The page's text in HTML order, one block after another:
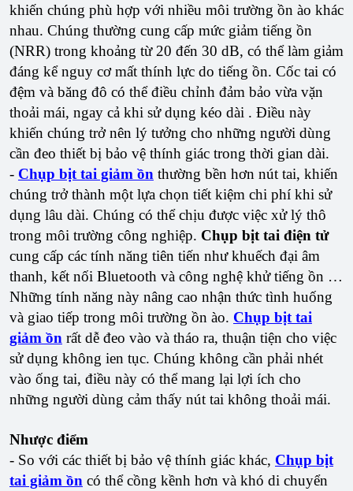
khiến chúng phù hợp với nhiều môi trường ồn ào khác
nhau. Chúng thường cung cấp mức giảm tiếng ồn
(NRR) trong khoảng từ 20 đến 30 dB, có thể làm giảm
đáng kể nguy cơ mất thính lực do tiếng ồn. Cốc tai có
đệm và băng đô có thể điều chỉnh đảm bảo vừa vặn
thoải mái, ngay cả khi sử dụng kéo dài . Điều này
khiến chúng trở nên lý tưởng cho những người dùng
cần đeo thiết bị bảo vệ thính giác trong thời gian dài.
- Chụp bịt tai giảm ồn thường bền hơn nút tai, khiến
chúng trở thành một lựa chọn tiết kiệm chi phí khi sử
dụng lâu dài. Chúng có thể chịu được việc xử lý thô
trong môi trường công nghiệp. Chụp bịt tai điện tử
cung cấp các tính năng tiên tiến như khuếch đại âm
thanh, kết nối Bluetooth và công nghệ khử tiếng ồn …
Những tính năng này nâng cao nhận thức tình huống
và giao tiếp trong môi trường ồn ào. Chụp bịt tai
giảm ồn rất dễ đeo vào và tháo ra, thuận tiện cho việc
sử dụng không ien tục. Chúng không cần phải nhét
vào ống tai, điều này có thể mang lại lợi ích cho
những người dùng cảm thấy nút tai không thoải mái.
Nhược điểm
- So với các thiết bị bảo vệ thính giác khác, Chụp bịt
tai giảm ồn có thể cồng kềnh hơn và khó di chuyển